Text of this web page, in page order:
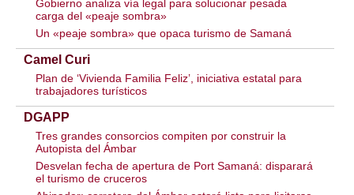
Gobierno analiza vía legal para solucionar pesada
carga del «peaje sombra»
Un «peaje sombra» que opaca turismo de Samaná
Camel Curi
Plan de ‘Vivienda Familia Feliz’, iniciativa estatal para
trabajadores turísticos
DGAPP
Tres grandes consorcios compiten por construir la
Autopista del Ámbar
Desvelan fecha de apertura de Port Samaná: disparará
el turismo de cruceros